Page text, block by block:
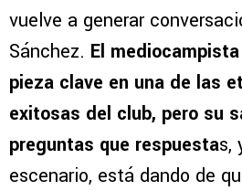
vuelve a generar
Sánchez. El
pieza clave en una de las
exitosas del club, pero su
preguntas que respuestas,
escenario, está dando de